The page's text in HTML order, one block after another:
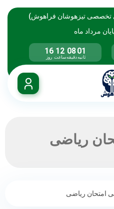
تخصصی تیزهوشان فراهوش)
16
روز
12
ساعت
08
دقیقه
01
ثانیه
ریاضی
امتحان ریاضی